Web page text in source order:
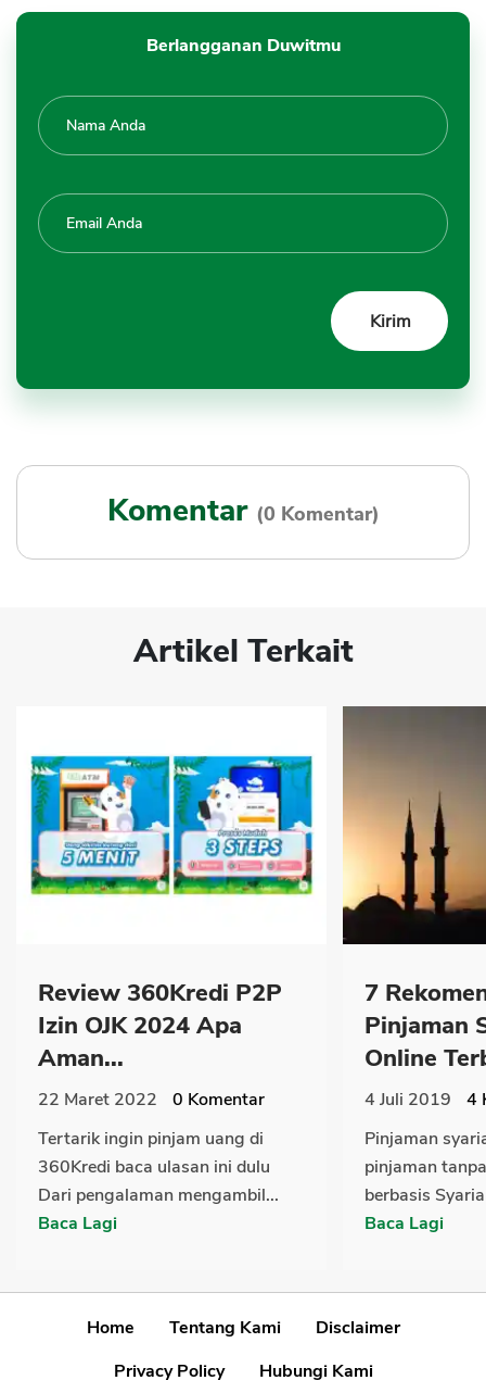
Berlangganan Duwitmu
Komentar (0 Komentar)
Artikel Terkait
Review 360Kredi P2P
Izin OJK 2024 Apa
Aman...
22 Maret 2022 0 Komentar
Tertarik ingin pinjam uang di
360Kredi baca ulasan ini dulu
Dari pengalaman mengambil...
Baca Lagi
7
Pinjaman
Online
4 Juli 2019 4
Pinjaman
pinjaman
berbasis
Baca Lagi
Home Tentang Kami
Disclaimer
Privacy Policy
Hubungi Kami